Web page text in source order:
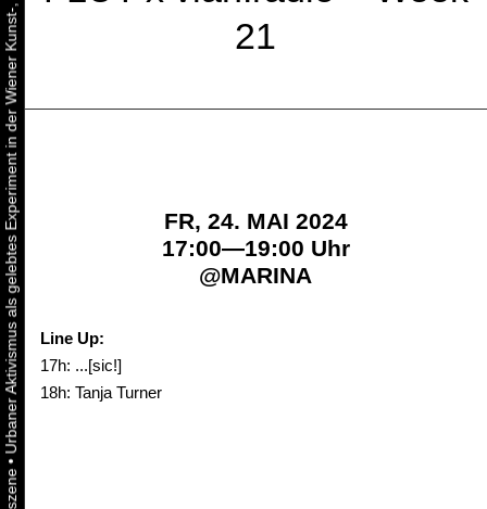
•
Urbaner Aktivismus als gelebtes Experiment in der Wiener Kunst-, Musik und Clubszene
21
FR, 24. MAI 2024
17:00—19:00 Uhr
@MARINA
Line Up:
17h: ...[sic!]
18h: Tanja Turner